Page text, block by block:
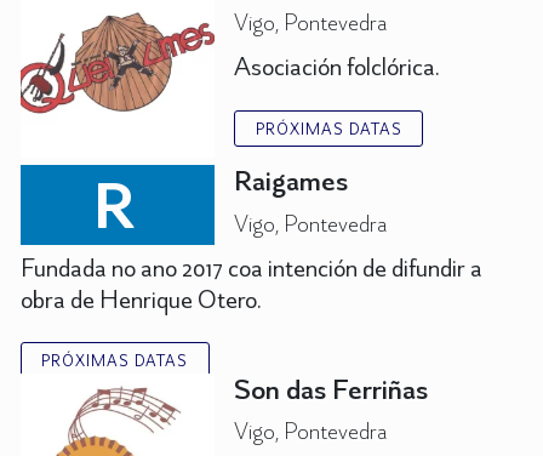
Vigo, Pontevedra
Asociación folclórica.
PRÓXIMAS DATAS
R Raigames
Vigo, Pontevedra
Fundada no ano 2017 coa intención de difundir a
obra de Henrique Otero.
PRÓXIMAS DATAS
Son das Ferriñas
Vigo, Pontevedra